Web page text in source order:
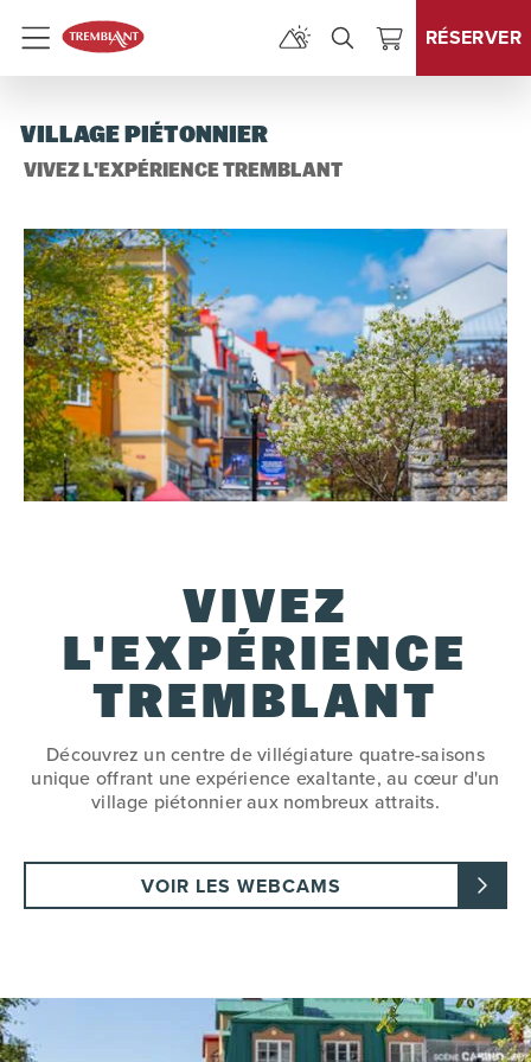
Menu RÉSERVER
VILLAGE PIÉTONNIER
VIVEZ L'EXPÉRIENCE TREMBLANT
VIVEZ
L'EXPÉRIENCE
TREMBLANT
Découvrez un centre de villégiature quatre-saisons
unique offrant une expérience exaltante, au cœur d'un
village piétonnier aux nombreux attraits.
VOIR LES WEBCAMS